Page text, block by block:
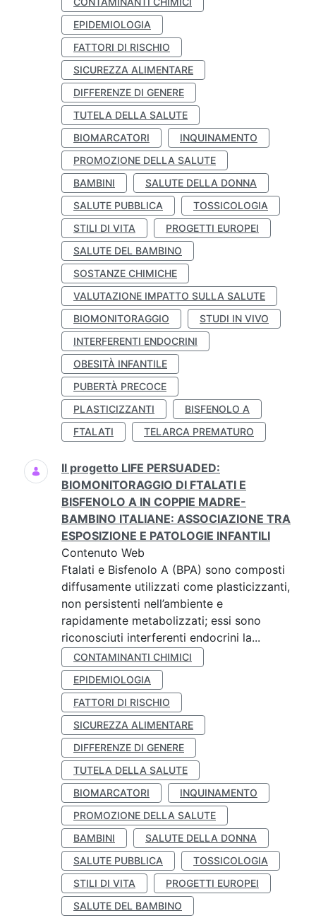
EPIDEMIOLOGIA
FATTORI DI RISCHIO
SICUREZZA ALIMENTARE
DIFFERENZE DI GENERE
TUTELA DELLA SALUTE
BIOMARCATORI
INQUINAMENTO
PROMOZIONE DELLA SALUTE
BAMBINI
SALUTE DELLA DONNA
SALUTE PUBBLICA
TOSSICOLOGIA
STILI DI VITA
PROGETTI EUROPEI
SALUTE DEL BAMBINO
SOSTANZE CHIMICHE
VALUTAZIONE IMPATTO SULLA SALUTE
BIOMONITORAGGIO
STUDI IN VIVO
INTERFERENTI ENDOCRINI
OBESITÀ INFANTILE
PUBERTÀ PRECOCE
PLASTICIZZANTI
BISFENOLO A
FTALATI
TELARCA PREMATURO
Il progetto LIFE PERSUADED:
BIOMONITORAGGIO DI FTALATI E
BISFENOLO A IN COPPIE MADRE-
BAMBINO ITALIANE: ASSOCIAZIONE TRA
ESPOSIZIONE E PATOLOGIE INFANTILI
Contenuto Web
Ftalati e Bisfenolo A (BPA) sono composti
diffusamente utilizzati come plasticizzanti,
non persistenti nell’ambiente e
rapidamente metabolizzati; essi sono
riconosciuti interferenti endocrini la...
CONTAMINANTI CHIMICI
EPIDEMIOLOGIA
FATTORI DI RISCHIO
SICUREZZA ALIMENTARE
DIFFERENZE DI GENERE
TUTELA DELLA SALUTE
BIOMARCATORI
INQUINAMENTO
PROMOZIONE DELLA SALUTE
BAMBINI
SALUTE DELLA DONNA
SALUTE PUBBLICA
TOSSICOLOGIA
STILI DI VITA
PROGETTI EUROPEI
SALUTE DEL BAMBINO